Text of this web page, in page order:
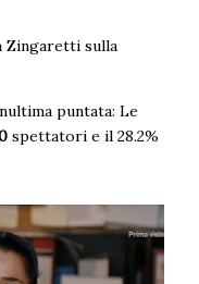
Zingaretti sulla
puntata: Le
spettatori e il 28.2%